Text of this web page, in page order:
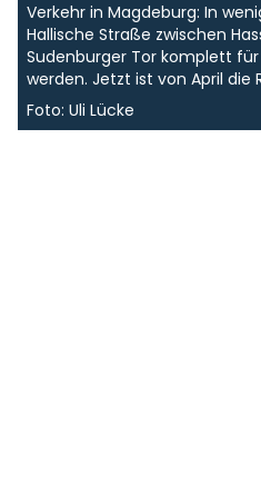
Verkehr in Magdeburg: In
Hallische Straße zwischen
Sudenburger Tor komplett
werden. Jetzt ist von April die
Foto: Uli Lücke